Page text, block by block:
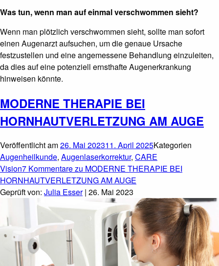
Was tun, wenn man auf einmal verschwommen sieht?
Wenn man plötzlich verschwommen sieht, sollte man sofort
einen Augenarzt aufsuchen, um die genaue Ursache
festzustellen und eine angemessene Behandlung einzuleiten,
da dies auf eine potenziell ernsthafte Augenerkrankung
hinweisen könnte.
MODERNE THERAPIE BEI
HORNHAUTVERLETZUNG AM AUGE
Veröffentlicht am26. Mai 202311. April 2025Kategorien
Augenheilkunde, Augenlaserkorrektur, CARE
Vision7 Kommentarezu MODERNE THERAPIE BEI
HORNHAUTVERLETZUNG AM AUGE
Geprüft von: Julia Esser| 26. Mai 2023